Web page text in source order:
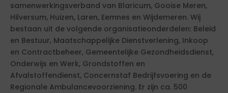
samenwerkingsverband van Blaricum, Gooise Meren,
Hilversum, Huizen, Laren, Eemnes en Wijdemeren. Wij
bestaan uit de volgende organisatieonderdelen: Beleid
en Bestuur, Maatschappelijke Dienstverlening, Inkoop
en Contractbeheer, Gemeentelijke Gezondheidsdienst,
Onderwijs en Werk, Grondstoffen en
Afvalstoffendienst, Concernstaf Bedrijfsvoering en de
Regionale Ambulancevoorziening. Er zijn ca. 500